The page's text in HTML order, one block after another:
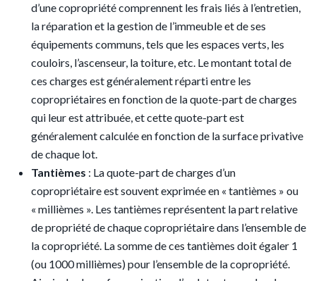
d’une copropriété comprennent les frais liés à l’entretien,
la réparation et la gestion de l’immeuble et de ses
équipements communs, tels que les espaces verts, les
couloirs, l’ascenseur, la toiture, etc. Le montant total de
ces charges est généralement réparti entre les
copropriétaires en fonction de la quote-part de charges
qui leur est attribuée, et cette quote-part est
généralement calculée en fonction de la surface privative
de chaque lot.
Tantièmes : La quote-part de charges d’un
copropriétaire est souvent exprimée en « tantièmes » ou
« millièmes ». Les tantièmes représentent la part relative
de propriété de chaque copropriétaire dans l’ensemble de
la copropriété. La somme de ces tantièmes doit égaler 1
(ou 1000 millièmes) pour l’ensemble de la copropriété.